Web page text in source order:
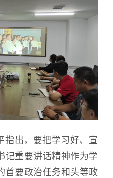
指出，要把学习好、宣
记重要讲话精神作为学
首要政治任务和头等政